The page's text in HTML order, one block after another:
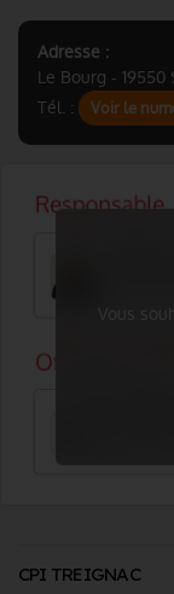
Adresse :
Le Bourg - 19550
Tél. :
Voir le
Vous
CPI TREIGNAC